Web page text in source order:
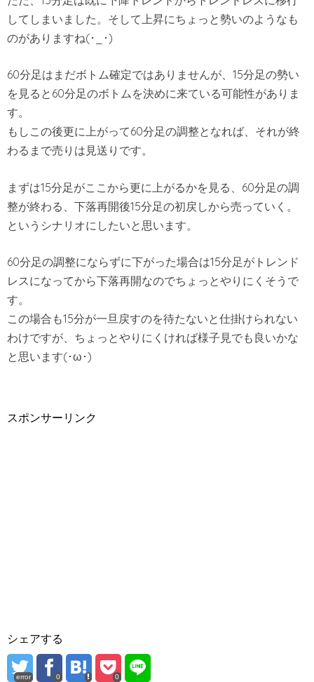
してしまいました。そして上昇にちょっと勢いのようなも
のがありますね(･_･)
60分足はまだボトム確定ではありませんが、15分足の勢い
を見ると60分足のボトムを決めに来ている可能性がありま
す。
もしこの後更に上がって60分足の調整となれば、それが終
わるまで売りは見送りです。
まずは15分足がここから更に上がるかを見る、60分足の調
整が終わる、下落再開後15分足の初戻しから売っていく。
というシナリオにしたいと思います。
60分足の調整にならずに下がった場合は15分足がトレンド
レスになってから下落再開なのでちょっとやりにくそうで
す。
この場合も15分が一旦戻すのを待たないと仕掛けられない
わけですが、ちょっとやりにくければ様子見でも良いかな
と思います(･ω･)
スポンサーリンク
シェアする
error 0 0